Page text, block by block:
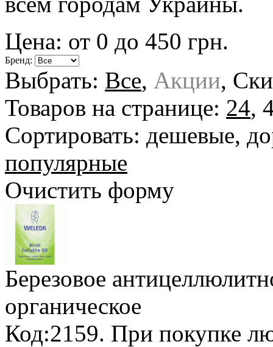
Цена: от 0 до 450 грн.
Бренд:
Выбрать: Все, Акции,
Товаров на странице: 24,
Сортировать: дешевые,
популярные
Очистить форму
Березовое
органическое
Код:2159. При покупке